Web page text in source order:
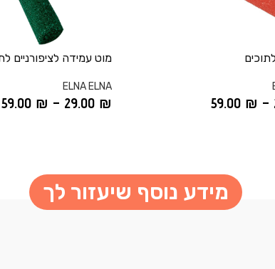
–
59.00 ₪
מוט עמידה לציפורניים
ELNA ELNA
29.00 ₪
–
59.00 ₪
מידע נוסף שיעזור לך